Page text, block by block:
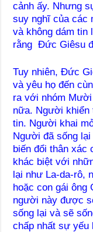
cảnh ấy. Nhưng
suy nghĩ của các
và không dám tin
rằng Đức Giêsu
Tuy nhiên, Đức
và yêu họ đến
ra với nhóm
nữa. Người khiển
tin. Người khai
Người đã sống
biến đổi thân xác
khác biệt với
lại như La-da-rô,
hoặc con gái
người này được
sống lại và sẽ
chấp nhất sự